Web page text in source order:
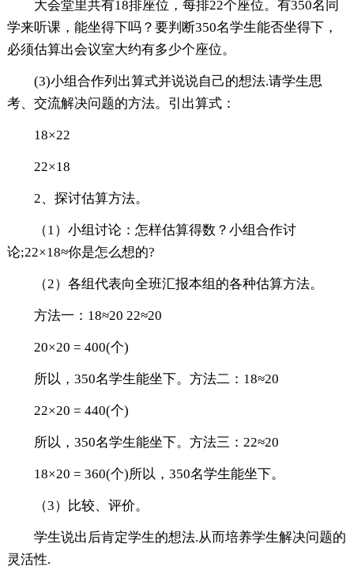
大会堂里共有18排座位，每排22个座位。有350名同
学来听课，能坐得下吗？要判断350名学生能否坐得下，
必须估算出会议室大约有多少个座位。
(3)小组合作列出算式并说说自己的想法.请学生思
考、交流解决问题的方法。引出算式：
18×22
22×18
2、探讨估算方法。
（1）小组讨论：怎样估算得数？小组合作讨
论;22×18≈你是怎么想的?
（2）各组代表向全班汇报本组的各种估算方法。
方法一：18≈20 22≈20
20×20 = 400(个)
所以，350名学生能坐下。方法二：18≈20
22×20 = 440(个)
所以，350名学生能坐下。方法三：22≈20
18×20 = 360(个)所以，350名学生能坐下。
（3）比较、评价。
学生说出后肯定学生的想法.从而培养学生解决问题的
灵活性.